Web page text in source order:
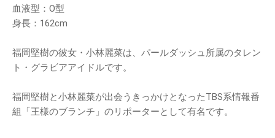
血液型：O型
身長：162cm
福岡堅樹の彼女・小林麗菜は、パールダッシュ所属のタレン
ト・グラビアアイドルです。
福岡堅樹と小林麗菜が出会うきっかけとなったTBS系情報番
組「王様のブランチ」のリポーターとして有名です。